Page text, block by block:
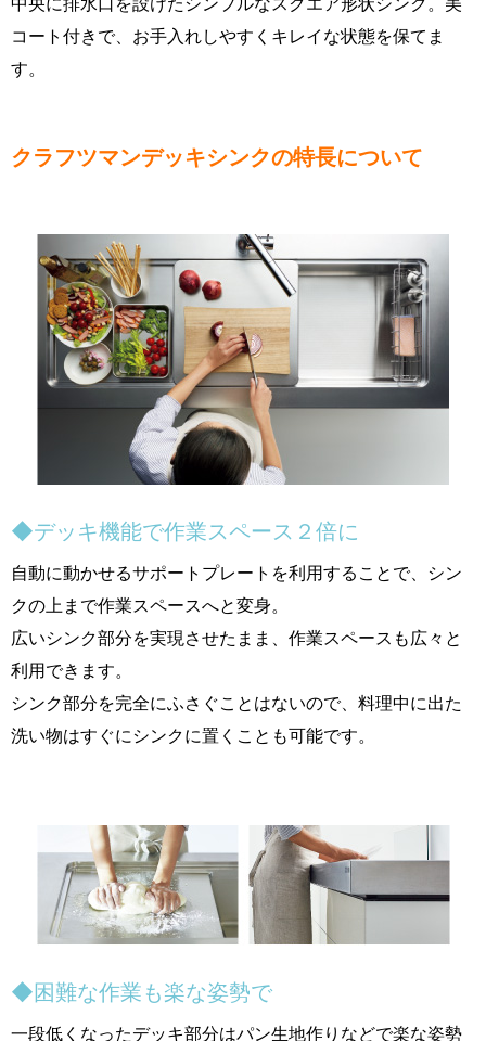
コート付きで、お手入れしやすくキレイな状態を保てま
す。
クラフツマンデッキシンクの特長について
◆デッキ機能で作業スペース２倍に
自動に動かせるサポートプレートを利用することで、シン
クの上まで作業スペースへと変身。
広いシンク部分を実現させたまま、作業スペースも広々と
利用できます。
シンク部分を完全にふさぐことはないので、料理中に出た
洗い物はすぐにシンクに置くことも可能です。
◆困難な作業も楽な姿勢で
一段低くなったデッキ部分はパン生地作りなどで楽な姿勢